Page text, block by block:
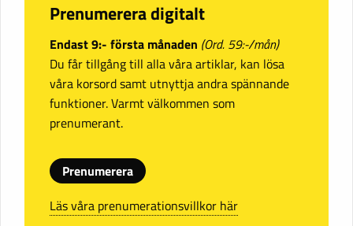
Prenumerera digitalt
Endast 9:- första månaden (Ord. 59:-/mån)
Du får tillgång till alla våra artiklar, kan lösa
våra korsord samt utnyttja andra spännande
funktioner. Varmt välkommen som
prenumerant.
Prenumerera
Läs våra prenumerationsvillkor här